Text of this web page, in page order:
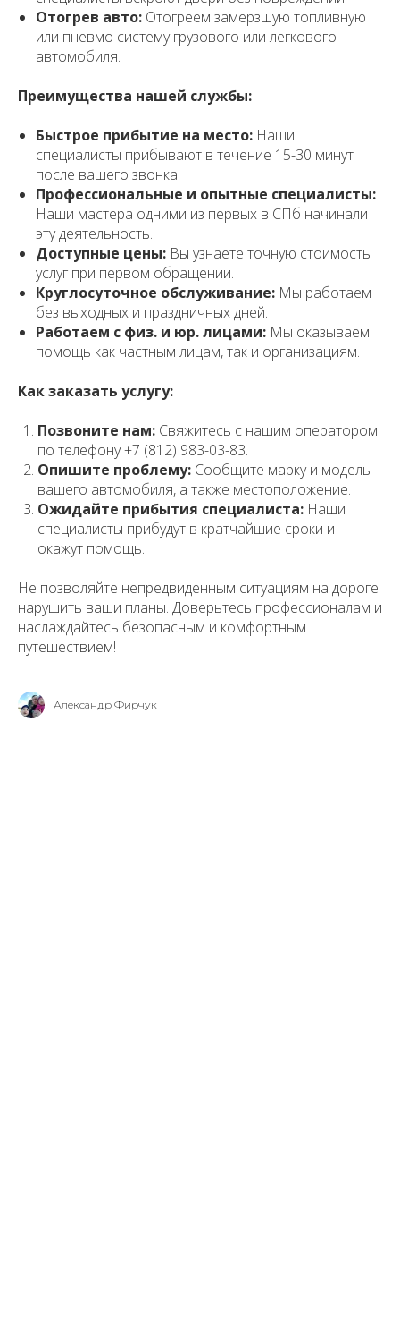
Отогрев авто: Отогреем замерзшую топливную
или пневмо систему грузового или легкового
автомобиля.
Преимущества нашей службы:
Быстрое прибытие на место: Наши
специалисты прибывают в течение 15-30 минут
после вашего звонка.
Профессиональные и опытные специалисты:
Наши мастера одними из первых в СПб начинали
эту деятельность.
Доступные цены: Вы узнаете точную стоимость
услуг при первом обращении.
Круглосуточное обслуживание: Мы работаем
без выходных и праздничных дней.
Работаем с физ. и юр. лицами: Мы оказываем
помощь как частным лицам, так и организациям.
Как заказать услугу:
Позвоните нам: Свяжитесь с нашим оператором
по телефону +7 (812) 983-03-83.
Опишите проблему: Сообщите марку и модель
вашего автомобиля, а также местоположение.
Ожидайте прибытия специалиста: Наши
специалисты прибудут в кратчайшие сроки и
окажут помощь.
Не позволяйте непредвиденным ситуациям на дороге
нарушить ваши планы. Доверьтесь профессионалам и
наслаждайтесь безопасным и комфортным
путешествием!
Александр Фирчук